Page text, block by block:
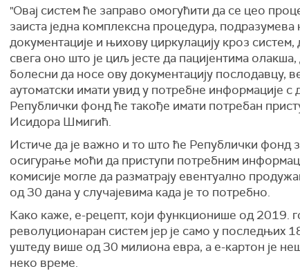
"Овај систем ће заправо омогућити да се цео
заиста једна комплексна процедура,
документације и њихову циркулацију кроз систем,
свега оно што је циљ јесте да пацијентима
болесни да носе ову документацију послодавцу,
аутоматски имати увид у потребне информације с
Републички фонд ће такође имати потребан
Исидора Шмигић.
Истиче да је важно и то што ће Републички фонд
осигурање моћи да приступи потребним
комисије могле да разматрају евентуално
од 30 дана у случајевима када је то потребно.
Како каже, е-рецепт, који функционише од 2019.
револуционаран систем јер је само у последњих
уштеду више од 30 милиона евра, а е-картон је
неко време.